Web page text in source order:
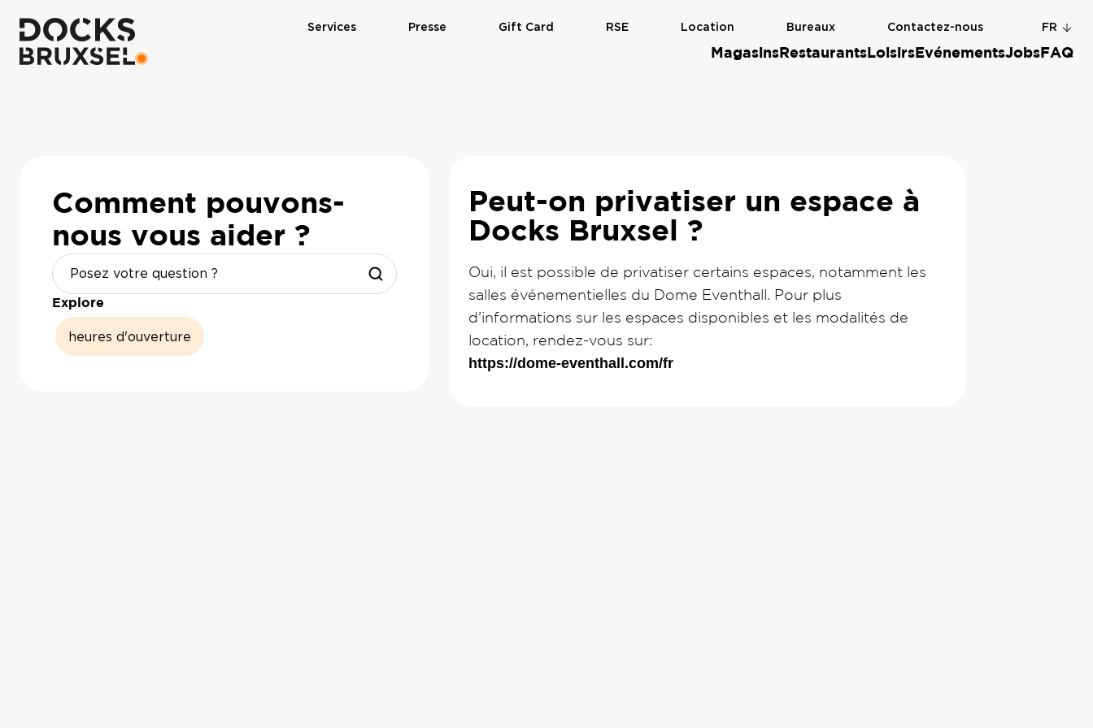
Magasins Restaurants Loisirs EvénementsJobs FAQ
Services Presse Gift Card RSE Location Bureaux Contactez-nous FR
Comment pouvons-
nous vous aider ?
Explore
heures d'ouverture
Peut-on privatiser un espace à
Docks Bruxsel ?
Oui, il est possible de privatiser certains espaces, notamment les
salles événementielles du Dome Eventhall. Pour plus
d’informations sur les espaces disponibles et les modalités de
location, rendez-vous sur:
https://dome-eventhall.com/fr